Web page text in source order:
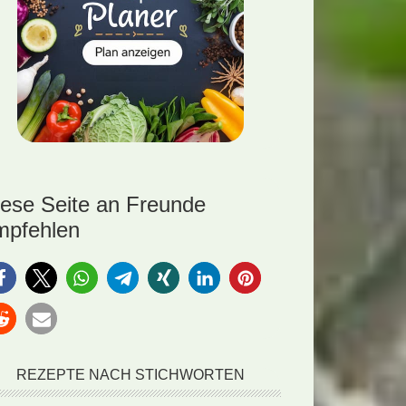
Seite an Freunde
REZEPTE NACH STICHWORTEN